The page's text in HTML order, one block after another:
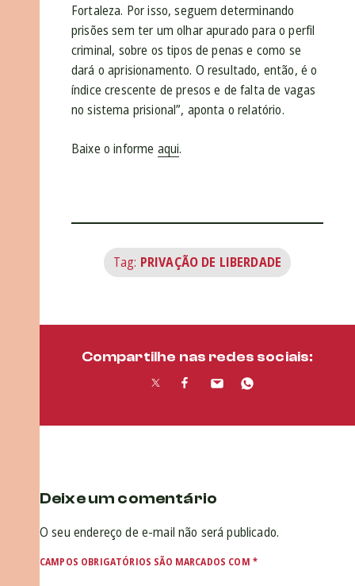
Fortaleza. Por isso, seguem determinando
prisões sem ter um olhar apurado para o perfil
criminal, sobre os tipos de penas e como se
dará o aprisionamento. O resultado, então, é o
índice crescente de presos e de falta de vagas
no sistema prisional”, aponta o relatório.
Baixe o informe aqui.
Tag: PRIVAÇÃO DE LIBERDADE
Compartilhe nas redes sociais:
Deixe um comentário
O seu endereço de e-mail não será publicado.
CAMPOS OBRIGATÓRIOS SÃO MARCADOS COM *